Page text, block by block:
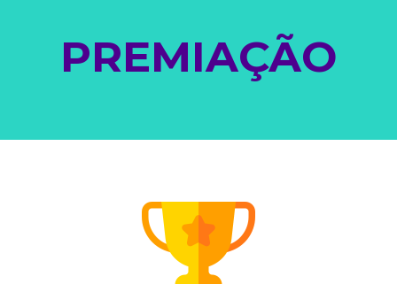
PREMIAÇÃO